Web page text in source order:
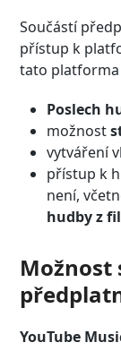
Součástí
přístup k
tato
Poslech
možnost
vytváření
přístup k
není,
hudby z
Možnost
YouTube